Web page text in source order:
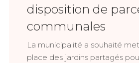
disposition de
communales
La municipalité a souhaité
place des jardins partagés